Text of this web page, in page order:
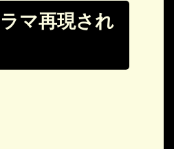
マ再現され